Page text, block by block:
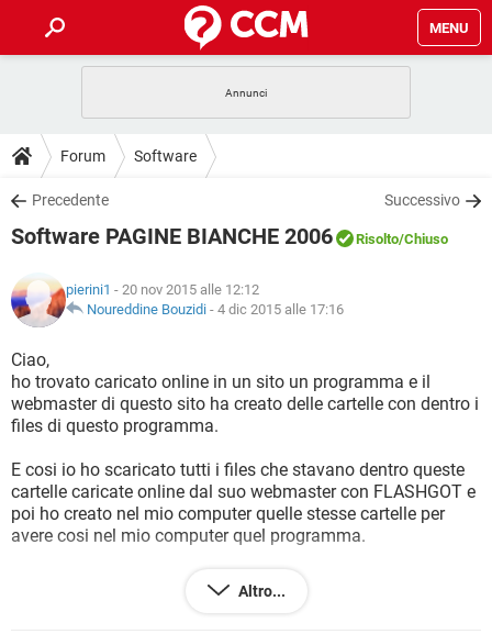
MENU
INTRATTENIMENTO
iOS
INSTAGRAM WHATSAPP
HARDWARE
GUIDE
COVID-19
INSTAGRAM
TIKTOK
HARDWARE
DOWNLOAD
COVID-19 GAMING
iOS WINDOWS 10
INSTAGRAM
TIKTOK FACEBOOK
HARDWARE
COVID-19
INTRATTENIMENTO
iOS
INSTAGRAM WHATSAPP
HARDWARE
GLOSSARIO
COVID-19
INTRATTENIMENTO ANDROID
iOS
INSTAGRAM WHATSAPP
TIKTOK FACEBOOK
HARDWARE
Forum Software
Precedente Successivo
Software PAGINE BIANCHE 2006 Risolto/Chiuso
pierini1 - 20 nov 2015 alle 12:12
Noureddine Bouzidi - 4 dic 2015 alle 17:16
Ciao,
ho trovato caricato online in un sito un programma e il
webmaster di questo sito ha creato delle cartelle con dentro i
files di questo programma.
E cosi io ho scaricato tutti i files che stavano dentro queste
cartelle caricate online dal suo webmaster con FLASHGOT e
poi ho creato nel mio computer quelle stesse cartelle per
avere cosi nel mio computer quel programma.
Pero' quando installo il file AUTORUN.BAT, si apre
automaticamente una finestra di internet explorer con
Altro...